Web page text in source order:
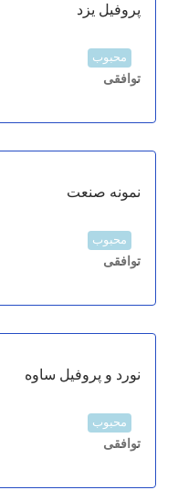
پروفیل یزد
محبوب
توافقی
نمونه صنعت
محبوب
توافقی
نورد و پروفیل ساوه
محبوب
توافقی